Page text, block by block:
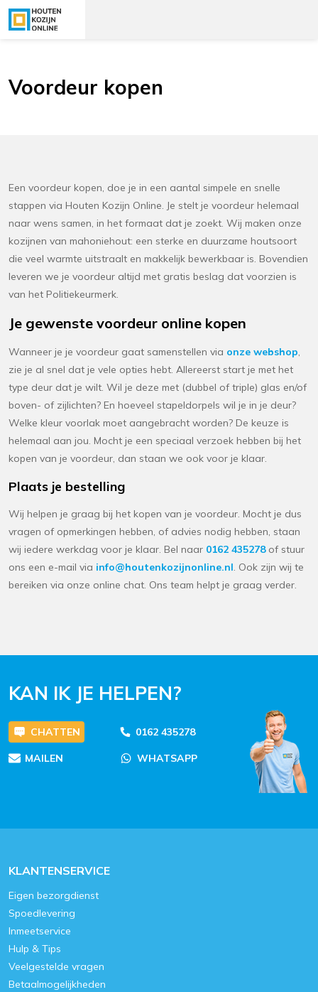
Voordeur kopen
Een voordeur kopen, doe je in een aantal simpele en snelle
stappen via Houten Kozijn Online. Je stelt je voordeur helemaal
naar wens samen, in het formaat dat je zoekt. Wij maken onze
kozijnen van mahoniehout: een sterke en duurzame houtsoort
die veel warmte uitstraalt en makkelijk bewerkbaar is. Bovendien
leveren we je voordeur altijd met gratis beslag dat voorzien is
van het Politiekeurmerk.
Je gewenste voordeur online kopen
Wanneer je je voordeur gaat samenstellen via onze webshop,
zie je al snel dat je vele opties hebt. Allereerst start je met het
type deur dat je wilt. Wil je deze met (dubbel of triple) glas en/of
boven- of zijlichten? En hoeveel stapeldorpels wil je in je deur?
Welke kleur voorlak moet aangebracht worden? De keuze is
helemaal aan jou. Mocht je een speciaal verzoek hebben bij het
kopen van je voordeur, dan staan we ook voor je klaar.
Plaats je bestelling
Wij helpen je graag bij het kopen van je voordeur. Mocht je dus
vragen of opmerkingen hebben, of advies nodig hebben, staan
wij iedere werkdag voor je klaar. Bel naar 0162 435278of stuur
ons een e-mail via info@houtenkozijnonline.nl. Ook zijn wij te
bereiken via onze online chat. Ons team helpt je graag verder.
KAN IK JE HELPEN?
CHATTEN 0162 435278
MAILEN WHATSAPP
KLANTENSERVICE
Eigen bezorgdienst
Spoedlevering
Inmeetservice
Hulp & Tips
Veelgestelde vragen
Betaalmogelijkheden